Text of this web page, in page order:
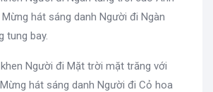
hát sáng danh Người đi Ngàn
tung bay.
Người đi Mặt trời mặt trăng với
hát sáng danh Người đi Cỏ hoa